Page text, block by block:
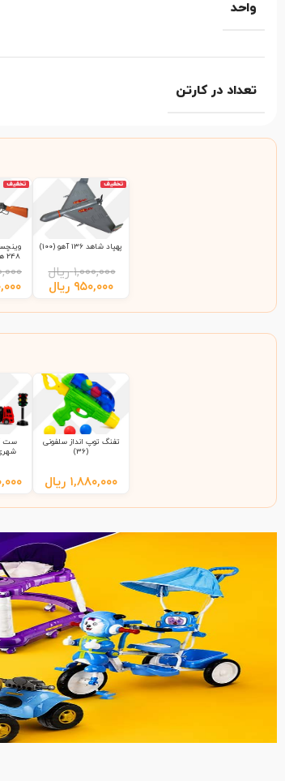
واحد
تعداد در کارتن
تخفیف
پهپاد شاهد 136 آهو (100)
۱,۰۰۰,۰۰۰ ریال
۹۵۰,۰۰۰ ریال
تخفیف
248 هفتیر طلایی (24)
تفنگ توپ انداز سلفونی
(36)
۱,۸۸۰,۰۰۰ ریال
ست